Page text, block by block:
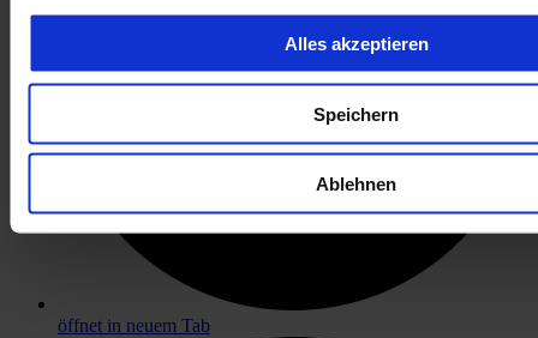
Alles akzeptieren
Speichern
Ablehnen
öffnet in neuem Tab